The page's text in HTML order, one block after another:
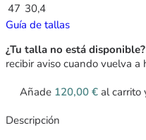
47 30,4
Guía de tallas
¿Tu talla no está disponible?
recibir aviso cuando vuelva a
Añade 120,00 € al carrito
Descripción